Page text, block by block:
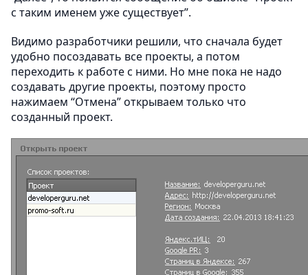
с таким именем уже существует”.
Видимо разработчики решили, что сначала будет
удобно посоздавать все проекты, а потом
переходить к работе с ними. Но мне пока не надо
создавать другие проекты, поэтому просто
нажимаем “Отмена” открываем только что
созданный проект.